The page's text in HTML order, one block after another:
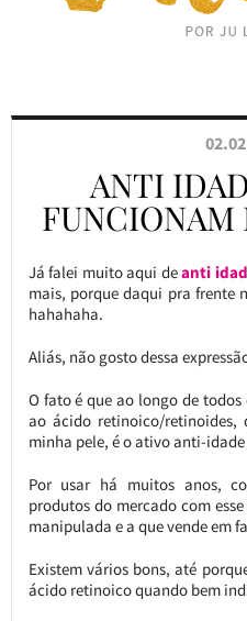
ANTI
FUNCIONAM
Já falei muito aqui deanti
mais, porque daqui pra frente
hahahaha.
Aliás, não gosto dessa
O fato é que ao longo de
ao ácido retinoico/retinoides,
minha pele, é o ativo anti-
Por usar há muitos anos,
produtos do mercado com
manipulada e a que vende em
Existem vários bons, até
ácido retinoico quando bem